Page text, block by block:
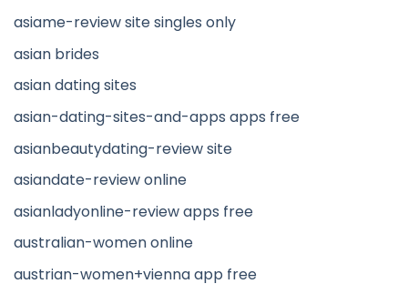
asiame-review site singles only
asian brides
asian dating sites
asian-dating-sites-and-apps apps free
asianbeautydating-review site
asiandate-review online
asianladyonline-review apps free
australian-women online
austrian-women+vienna app free